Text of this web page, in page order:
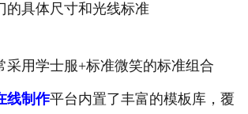
的具体尺寸和光线标准
采用学士服+标准微笑的标准组合
线制作平台内置了丰富的模板库，覆